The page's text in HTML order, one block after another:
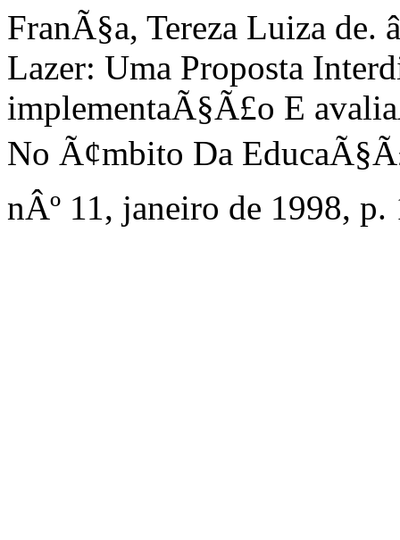
FranÃ§a, Tereza Luiza de.
Lazer: Uma Proposta
implementaÃ§Ã£o E
No Ã¢mbito Da
nÂº 11, janeiro de 1998,